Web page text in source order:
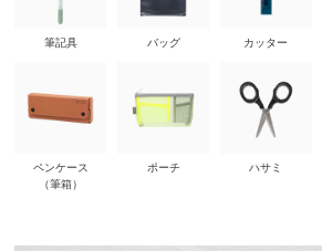
筆記具
ペンケース
（筆箱）
バッグ
ポーチ
カッター
ハサミ